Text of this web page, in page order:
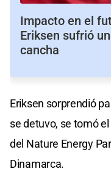
Impacto en el
Eriksen sufrió
cancha
Eriksen sorprendió
se detuvo, se tomó
del Nature Energy
Dinamarca.